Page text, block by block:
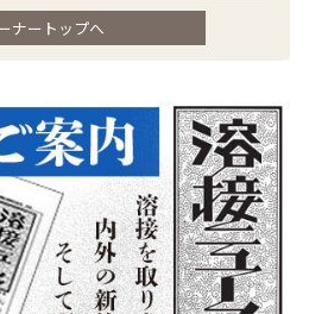
ナートップへ